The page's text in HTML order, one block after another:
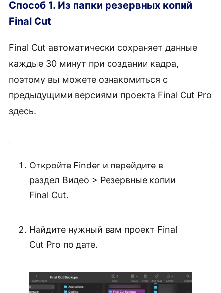
Способ 1. Из папки резервных копий
Final Cut
Final Cut автоматически сохраняет данные
каждые 30 минут при создании кадра,
поэтому вы можете ознакомиться с
предыдущими версиями проекта Final Cut Pro
здесь.
Откройте Finder и перейдите в
раздел Видео > Резервные копии
Final Cut.
Найдите нужный вам проект Final
Cut Pro по дате.